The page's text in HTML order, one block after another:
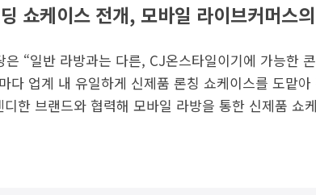
쇼케이스 전개, 모바일 라이브커머스
“일반 라방과는 다른, CJ온스타일이기에 가능한
다 업계 내 유일하게 신제품 론칭 쇼케이스를 도맡아
한 브랜드와 협력해 모바일 라방을 통한 신제품 쇼